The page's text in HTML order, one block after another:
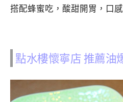
搭配蜂蜜吃，酸甜開胃，口感
點水樓懷寧店 推薦油